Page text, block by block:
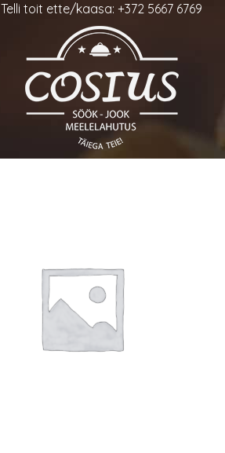
Telli toit ette/kaasa: +372 5667 6769